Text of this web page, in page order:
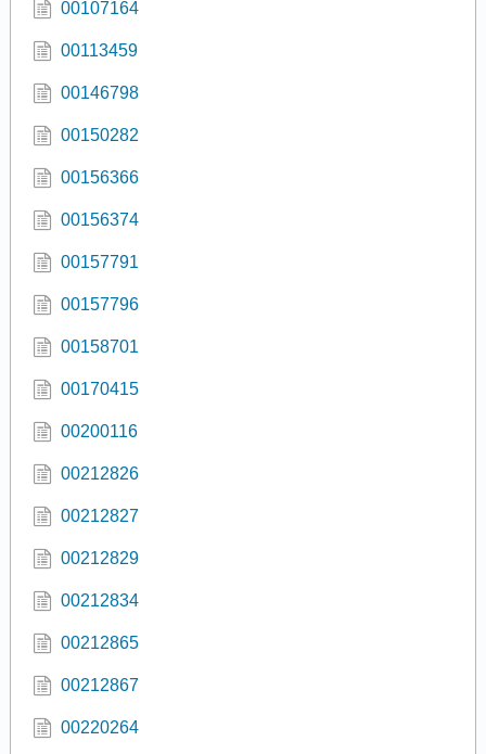
00107164
00113459
00146798
00150282
00156366
00156374
00157791
00157796
00158701
00170415
00200116
00212826
00212827
00212829
00212834
00212865
00212867
00220264